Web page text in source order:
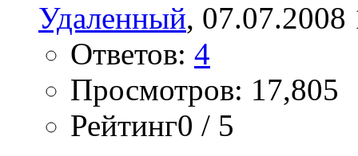
Удаленный, 07.07.2008
Ответов: 4
Просмотров: 17,805
Рейтинг0 / 5